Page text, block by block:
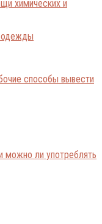
химических и
способы вывести
можно ли употреблять